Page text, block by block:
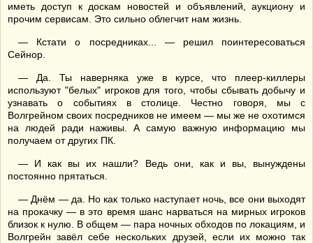
иметь доступ к доскам новостей и объявлений, аукциону и
прочим сервисам. Это сильно облегчит нам жизнь.
— Кстати о посредниках... — решил поинтересоваться
Сейнор.
— Да. Ты наверняка уже в курсе, что плеер-киллеры
используют "белых" игроков для того, чтобы сбывать добычу и
узнавать о событиях в столице. Честно говоря, мы с
Волгрейном своих посредников не имеем — мы же не охотимся
на людей ради наживы. А самую важную информацию мы
получаем от других ПК.
— И как вы их нашли? Ведь они, как и вы, вынуждены
постоянно прятаться.
— Днём — да. Но как только наступает ночь, все они выходят
на прокачку — в это время шанс нарваться на мирных игроков
близок к нулю. В общем — пара ночных обходов по локациям, и
Волгрейн завёл себе нескольких друзей, если их можно так